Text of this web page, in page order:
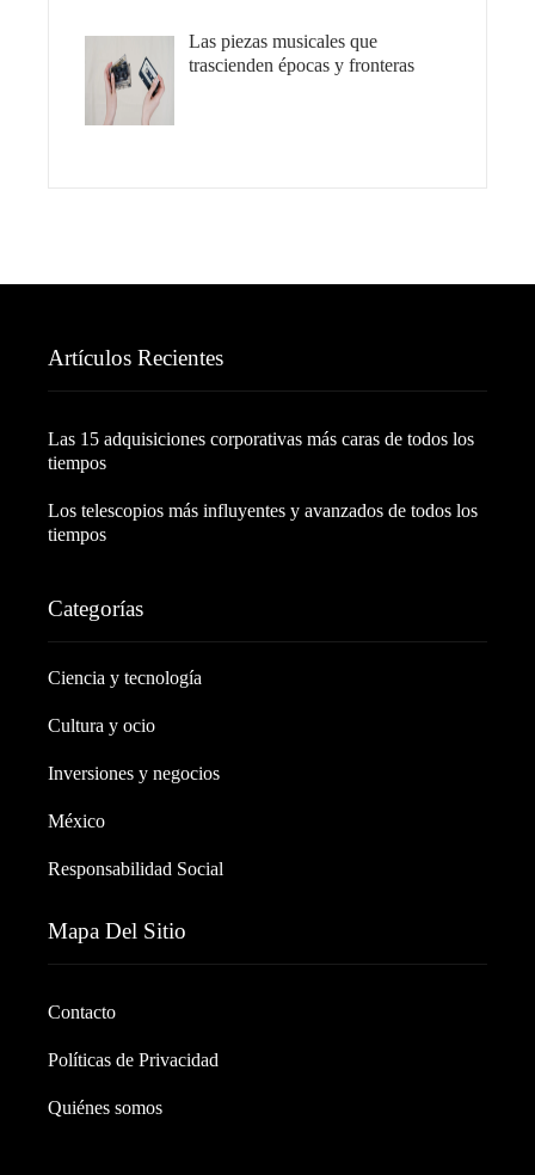
Las piezas musicales que
trascienden épocas y fronteras
Artículos Recientes
Las 15 adquisiciones corporativas más caras de todos los
tiempos
Los telescopios más influyentes y avanzados de todos los
tiempos
Categorías
Ciencia y tecnología
Cultura y ocio
Inversiones y negocios
México
Responsabilidad Social
Mapa Del Sitio
Contacto
Políticas de Privacidad
Quiénes somos